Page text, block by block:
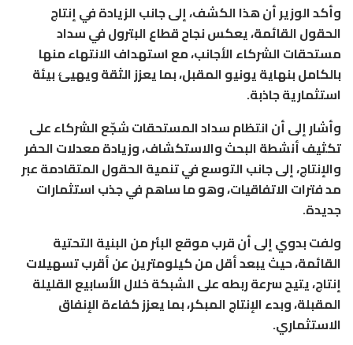
وأكد الوزير أن هذا الكشف، إلى جانب الزيادة في إنتاج
الحقول القائمة، يعكس نجاح قطاع البترول في سداد
مستحقات الشركاء الأجانب، مع استهداف الانتهاء منها
بالكامل بنهاية يونيو المقبل، بما يعزز الثقة ويهيئ بيئة
استثمارية جاذبة.
وأشار إلى أن انتظام سداد المستحقات شجّع الشركاء على
تكثيف أنشطة البحث والاستكشاف، وزيادة معدلات الحفر
والإنتاج، إلى جانب التوسع في تنمية الحقول المتقادمة عبر
مد فترات الاتفاقيات، وهو ما ساهم في جذب استثمارات
جديدة.
ولفت بدوي إلى أن قرب موقع البئر من البنية التحتية
القائمة، حيث يبعد أقل من كيلومترين عن أقرب تسهيلات
إنتاج، يتيح سرعة ربطه على الشبكة خلال الأسابيع القليلة
المقبلة، وبدء الإنتاج المبكر، بما يعزز كفاءة الإنفاق
الاستثماري.